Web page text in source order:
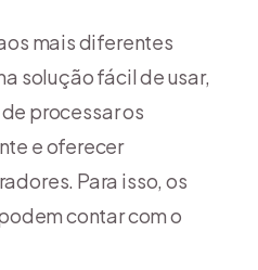
mais diferentes
solução fácil de usar,
processar os
e oferecer
Para isso, os
contar com o